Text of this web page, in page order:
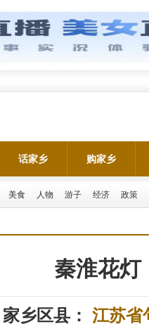
话家乡 购家乡
美食 人物 游子 经济 政策
秦淮花灯
家乡区县： 江苏省